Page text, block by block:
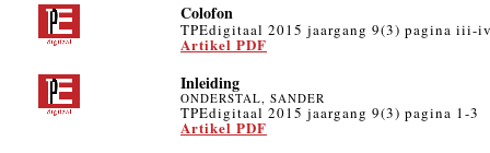
Colofon
TPEdigitaal 2015 jaargang 9(3) pagina iii-
Artikel PDF
Inleiding
ONDERSTAL, SANDER
TPEdigitaal 2015 jaargang 9(3) pagina 1-3
Artikel PDF